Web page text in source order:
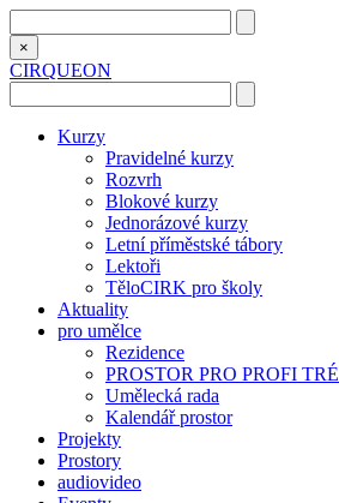
×
CIRQUEON
Kurzy
Pravidelné kurzy
Rozvrh
Blokové kurzy
Jednorázové kurzy
Letní příměstské tábory
Lektoři
TěloCIRK pro školy
Aktuality
pro umělce
Rezidence
PROSTOR PRO PROFI
Umělecká rada
Kalendář prostor
Projekty
Prostory
audiovideo